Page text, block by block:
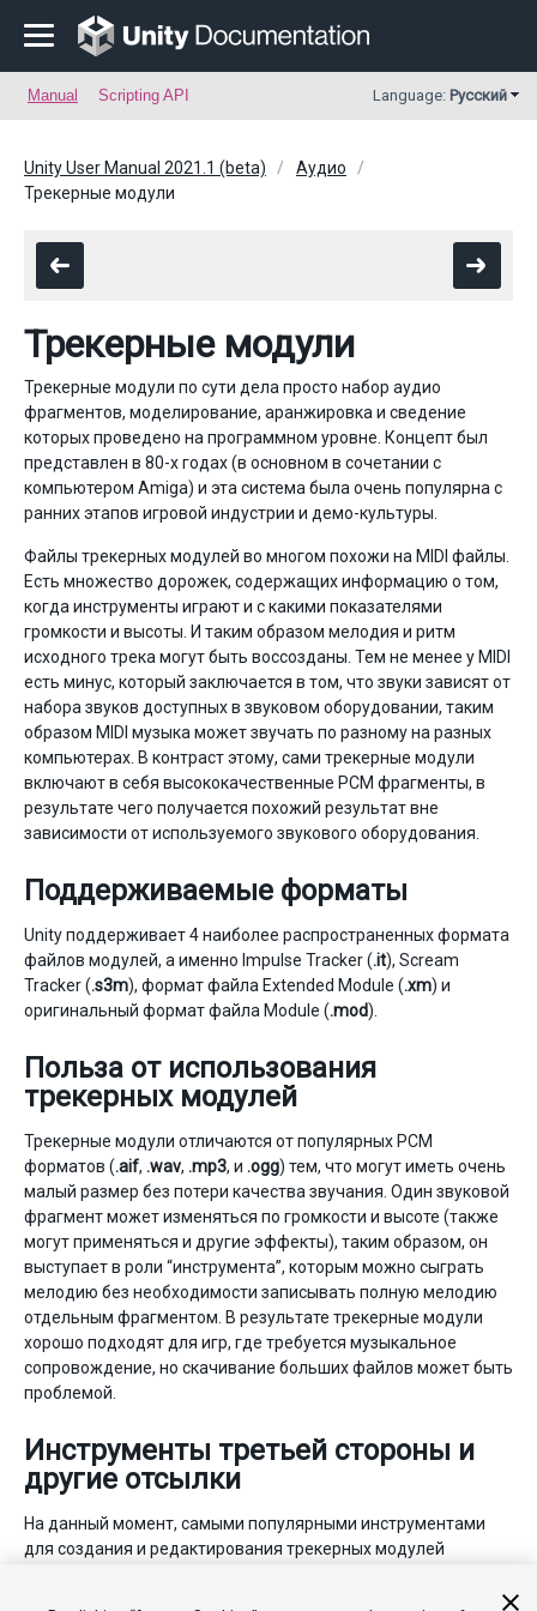
Manual Scripting API Language: Русский
Unity User Manual 2021.1 (beta)
Аудио
Трекерные модули
Трекерные модули
Трекерные модули по сути дела просто набор аудио
фрагментов, моделирование, аранжировка и сведение
которых проведено на программном уровне. Концепт был
представлен в 80-х годах (в основном в сочетании с
компьютером Amiga) и эта система была очень популярна с
ранних этапов игровой индустрии и демо-культуры.
Файлы трекерных модулей во многом похожи на MIDI файлы.
Есть множество дорожек, содержащих информацию о том,
когда инструменты играют и с какими показателями
громкости и высоты. И таким образом мелодия и ритм
исходного трека могут быть воссозданы. Тем не менее у MIDI
есть минус, который заключается в том, что звуки зависят от
набора звуков доступных в звуковом оборудовании, таким
образом MIDI музыка может звучать по разному на разных
компьютерах. В контраст этому, сами трекерные модули
включают в себя высококачественные PCM фрагменты, в
результате чего получается похожий результат вне
зависимости от используемого звукового оборудования.
Поддерживаемые форматы
Unity поддерживает 4 наиболее распространенных формата
файлов модулей, а именно Impulse Tracker (.it), Scream
Tracker (.s3m), формат файла Extended Module (.xm) и
оригинальный формат файла Module (.mod).
Польза от использования
трекерных модулей
Трекерные модули отличаются от популярных PCM
форматов (.aif, .wav, .mp3, и .ogg) тем, что могут иметь очень
малый размер без потери качества звучания. Один звуковой
фрагмент может изменяться по громкости и высоте (также
могут применяться и другие эффекты), таким образом, он
выступает в роли “инструмента”, которым можно сыграть
мелодию без необходимости записывать полную мелодию
отдельным фрагментом. В результате трекерные модули
хорошо подходят для игр, где требуется музыкальное
сопровождение, но скачивание больших файлов может быть
проблемой.
Инструменты третьей стороны и
другие отсылки
На данный момент, самыми популярными инструментами
для создания и редактирования трекерных модулей